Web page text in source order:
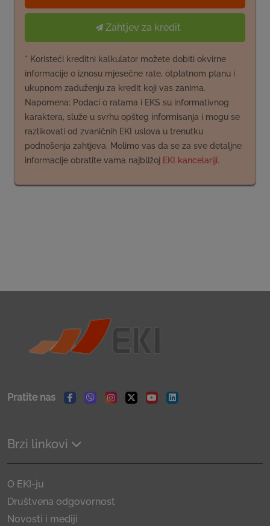
Zahtjev za kredit
* Koristeći kreditni kalkulator možete dobiti okvirne
informacije o iznosu mjesečne rate, otplatnom planu i
ukupnom zaduženju za kredit koji vas zanima.
Napomena: Podaci o ratama i EKS su informativnog
karaktera, služe u svrhu opšteg informisanja i mogu se
razlikovati od zvaničnih EKI uslova u trenutku
podnošenja zahtjeva. Molimo vas da se za sve detaljne
informacije obratite vama najbližoj EKI kancelariji.
Pratite nas
Facebook
ViberInstagram
TwitterYoutubeLinkedin
Brzi linkovi
O EKI-ju
Društvena odgovornost
Novosti i mediji